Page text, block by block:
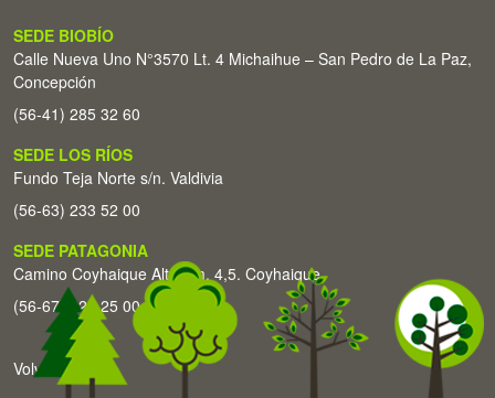
SEDE BIOBÍO
Calle Nueva Uno N°3570 Lt. 4 Michaihue – San Pedro de La Paz,
Concepción
(56-41) 285 32 60
SEDE LOS RÍOS
Fundo Teja Norte s/n. Valdivia
(56-63) 233 52 00
SEDE PATAGONIA
Camino Coyhaique Alto Km. 4,5. Coyhaique
(56-67) 226 25 00
Volver arriba